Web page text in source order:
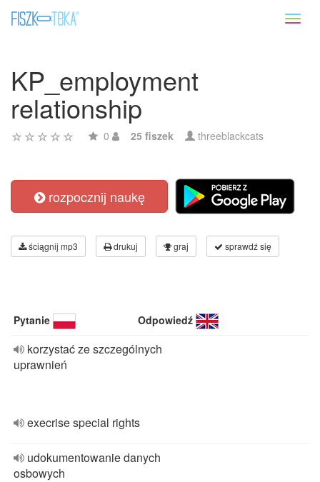
KP_employment
relationship
0 25 fiszek threeblackcats
rozpocznij naukę
ściągnij mp3 drukuj graj sprawdź się
Pytanie Odpowiedź
korzystać ze szczególnych
uprawnień
execrise special rights
udokumentowanie danych
osbowych